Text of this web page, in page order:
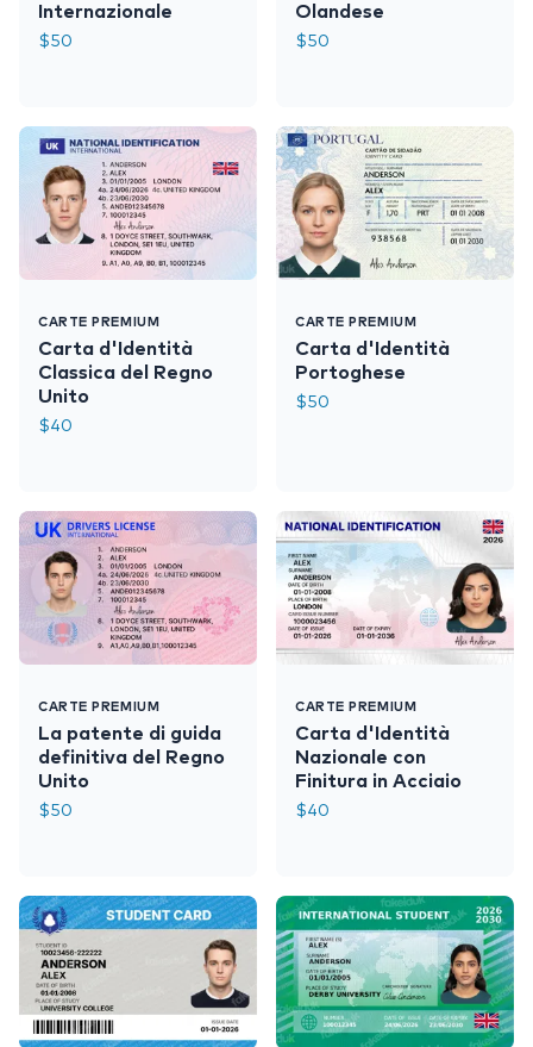
Internazionale
$50
Olandese
$50
CARTE PREMIUM
Carta d'Identità
Classica del Regno
Unito
$40
CARTE PREMIUM
Carta d'Identità
Portoghese
$50
CARTE PREMIUM
La patente di guida
definitiva del Regno
Unito
$50
CARTE PREMIUM
Carta d'Identità
Nazionale con
Finitura in Acciaio
$40